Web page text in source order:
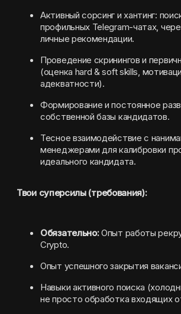
Активный сорсинг и хантинг:
профильных Telegram-чатах,
личные рекомендации.
Проведение скринингов и
(оценка hard & soft skills,
адекватности).
Формирование и постоянное
собственной базы кандидатов.
Тесное взаимодействие с
менеджерами для калибровки
идеального кандидата.
Твои суперсилы (требования):
Обязательно: Опыт работы
Crypto.
Опыт успешного закрытия
Навыки активного поиска
не просто обработка входящих